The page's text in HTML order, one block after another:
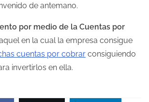
de antemano.
por medio de la Cuentas por
en la cual la empresa consigue
cuentas por cobrar consiguiendo
invertirlos en ella.